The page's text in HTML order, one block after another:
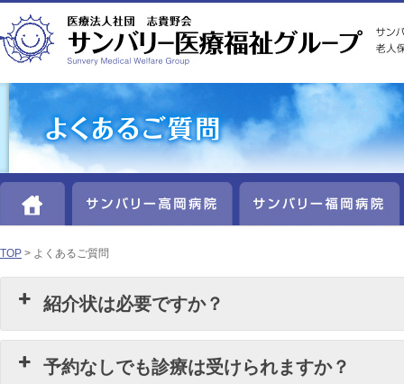
HOME サンバリー高岡病院
TOP > よくあるご質問
紹介状は必要ですか？
予約なしでも診療は受けられますか？